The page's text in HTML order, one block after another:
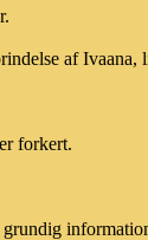
af Ivaana,
forkert.